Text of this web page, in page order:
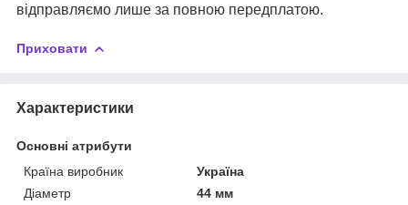
відправляємо лише за повною передплатою.
Приховати
Характеристики
Основні атрибути
Країна виробник
Україна
Діаметр
44 мм